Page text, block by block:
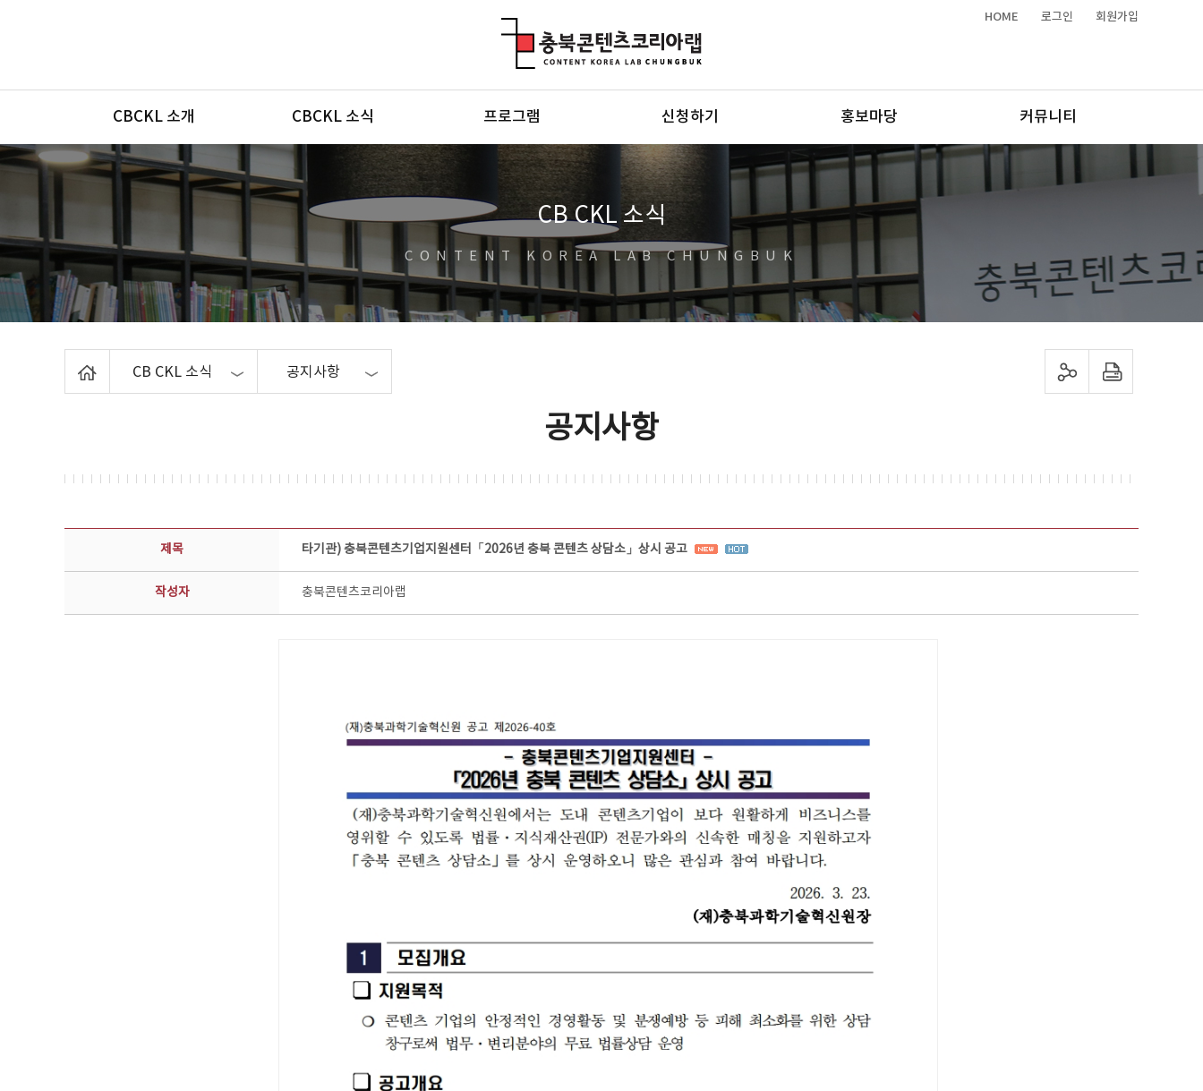
HOME 로그인 회원가입
메뉴
CBCKL 소개 CBCKL 소식 프로그램 신청하기 홍보마당 커뮤니티
CB CKL 소식
CONTENT KOREA LAB CHUNGBUK
CB CKL 소식 공지사항 sns 공유하기 프린트하기
공지사항
공지사항 상세보기 - 제목, 담당부서, 담당자, 담당연락처, 내용, 첨부파일 정보 제공
제목 타기관) 충북콘텐츠기업지원센터「2026년 충북 콘텐츠 상담소」상시 공고
작성자 충북콘텐츠코리아랩